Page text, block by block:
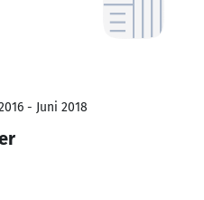
- Juni 2018